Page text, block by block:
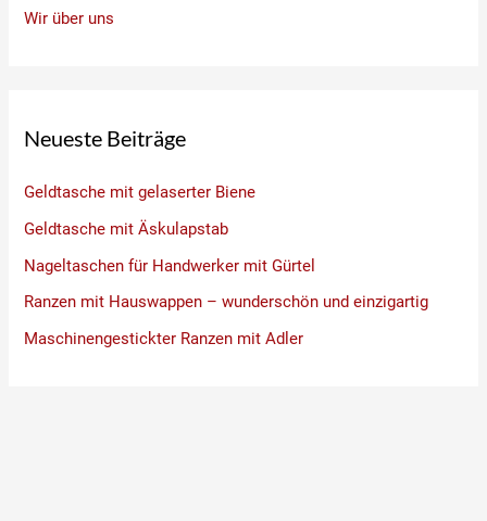
Wir über uns
Neueste Beiträge
Geldtasche mit gelaserter Biene
Geldtasche mit Äskulapstab
Nageltaschen für Handwerker mit Gürtel
Ranzen mit Hauswappen – wunderschön und einzigartig
Maschinengestickter Ranzen mit Adler